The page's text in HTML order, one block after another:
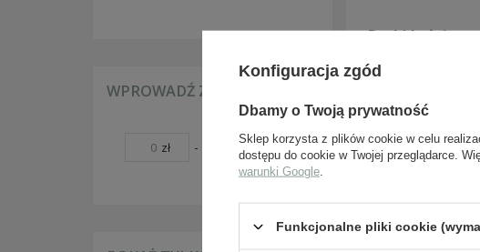
REKONSTRUKCJA POLSKA
PASY, KLAMRY, SZELKI I TROKI
ŁOPATKI, POKROWCE I AKCESORIA ROWEROWE
MUNDURY, OBUWIE I NAKRYCIA GŁOWY
WPROWADŹ ZAKRES CEN
zł - zł
Patki
Konfiguracja zgód
Dbamy o Twoją prywatność
Sklep korzysta z plików cookie w celu
dostępu do cookie w Twojej przeglądarce.
warunki Google
Funkcjonalne pliki cookie